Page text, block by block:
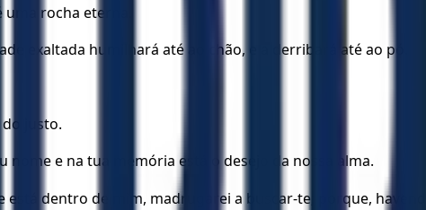
rocha eterna.
exaltada humilhará até ao chão, e a derribará até ao pó.
justo.
nome e na tua memória está o desejo da nossa alma.
está dentro de mim, madrugarei a buscar-te; porque,